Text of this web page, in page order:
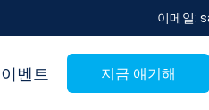
이메일:
이벤트 지금 얘기해